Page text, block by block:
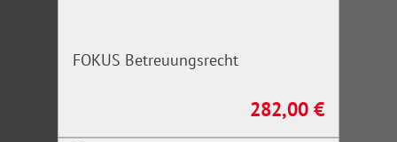
FOKUS Betreuungsrecht
Regulärer Preis:
282,00 €